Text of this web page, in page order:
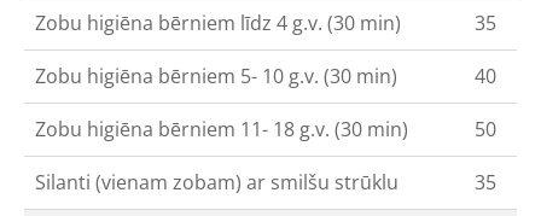
Zobu higiēna bērniem līdz 4 g.v. (30 min)
35
Zobu higiēna bērniem 5- 10 g.v. (30 min)
40
Zobu higiēna bērniem 11- 18 g.v. (30 min)
50
Silanti (vienam zobam) ar smilšu strūklu
35